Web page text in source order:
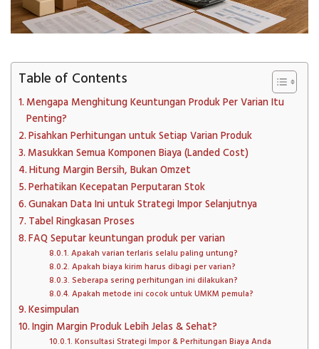
Table of Contents
Mengapa Menghitung Keuntungan Produk Per Varian Itu
Penting?
Pisahkan Perhitungan untuk Setiap Varian Produk
Masukkan Semua Komponen Biaya (Landed Cost)
Hitung Margin Bersih, Bukan Omzet
Perhatikan Kecepatan Perputaran Stok
Gunakan Data Ini untuk Strategi Impor Selanjutnya
Tabel Ringkasan Proses
FAQ Seputar keuntungan produk per varian
Apakah varian terlaris selalu paling untung?
Apakah biaya kirim harus dibagi per varian?
Seberapa sering perhitungan ini dilakukan?
Apakah metode ini cocok untuk UMKM pemula?
Kesimpulan
Ingin Margin Produk Lebih Jelas & Sehat?
Konsultasi Strategi Impor & Perhitungan Biaya Anda